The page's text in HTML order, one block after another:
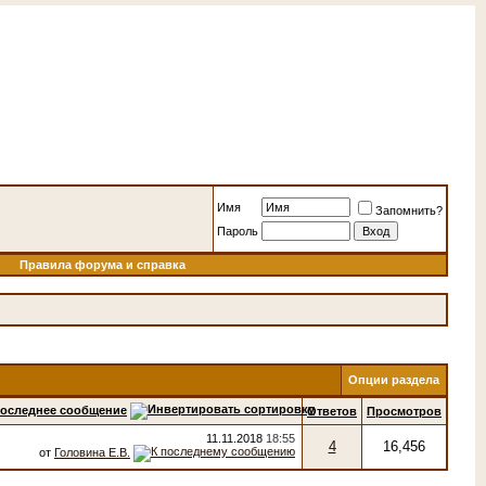
Имя
Запомнить?
Пароль
Правила форума и справка
Опции раздела
сообщение Ответов Просмотров
11.11.2018 18:55
от Головина Е.В. 4 16,456